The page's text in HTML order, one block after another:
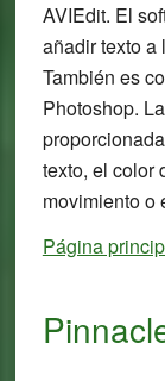
AVIEdit. El
añadir texto a
También es
Photoshop.
texto, el color
movimiento o
Página